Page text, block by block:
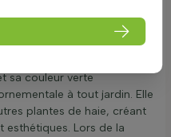
prendre des précautions si
jouent à proximité.
sa couleur verte
à tout jardin. Elle
plantes de haie, créant
esthétiques. Lors de la